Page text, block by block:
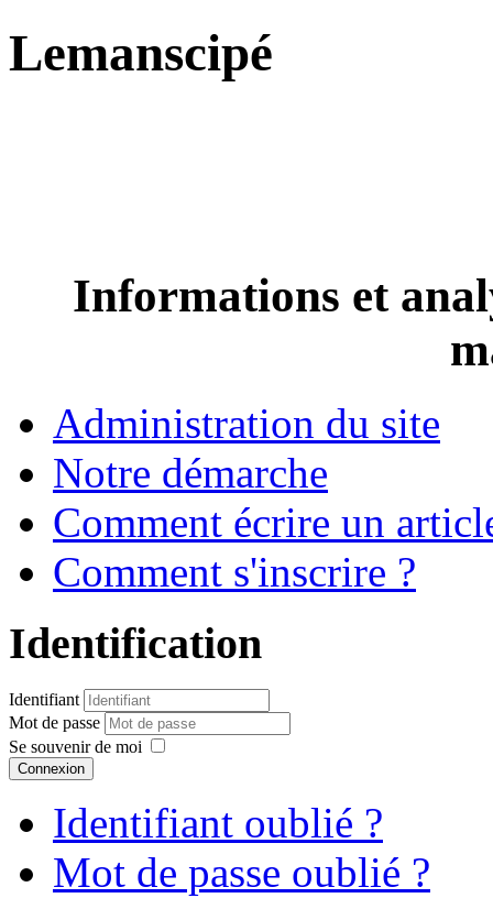
Lemanscipé
Informations et
Administration du site
Notre démarche
Comment écrire un
Comment s'inscrire ?
Identification
Identifiant
Mot de passe
Se souvenir de moi
Connexion
Identifiant oublié ?
Mot de passe oublié ?